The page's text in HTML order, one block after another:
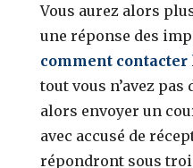
Vous aurez alors
une réponse des
comment contacter
tout vous n’avez
alors envoyer un
avec accusé de
répondront sous